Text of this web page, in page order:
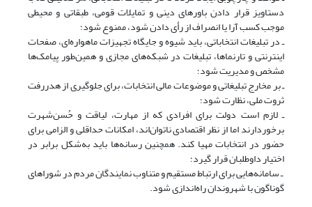
دستاویز قرار دادن باورهای دینی و تمایلات قومی، طبقاتی و محیطی
موجب کسب آرا یا انصراف از رأی دادن شود، ممنوع شود؛
ـ در تبلیغات انتخاباتی، باید شیوه و جایگاه تجهیزات ماهواره‌اى، صفحات
اینترنتی و تارنماها، تبلیغات در شبکه‌های مجازى و همین‌طور پیامک‌ها
مشخص و مدیریت شود؛
ـ بر مخارج تبلیغاتی و موضوعات مالی انتخابات، برای جلوگیری از هدررفت
ثروت ملی، نظارت شود؛
ـ لازم است دولت براى افرادی که از مهارت، لیاقت و حُسن‌شهرت
برخوردارند اما از نظر اقتصادى ناتوان‌اند، امکانات حداقلی و الزامی برای
حضور در انتخابات مهیا کند. همچنین رسانه‌ها باید به‌شکل برابر در
اختیار داوطلبان قرار گیرد؛
ـ سامانه‌هایی برای ارتباط مستقیم و متناوب نمایندگان مردم در شوراهای
گوناگون با شهروندان راه‌اندازی شود.